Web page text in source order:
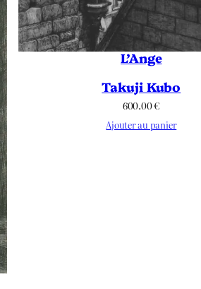
L’Ange
Takuji Kubo
600.00€
Ajouter au panier